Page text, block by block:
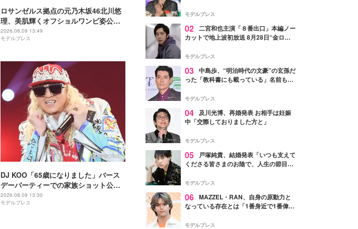
ロサンゼルス拠点の元乃木坂46北川悠
理、美肌輝くオフショルワンピ姿公開
「色白で眩しい」「デコルテ綺麗」と
反響
2026.08.09 13:49
モデルプレス
DJ KOO「65歳になりました」バース
デーパーティーでの家族ショット公開
「豪華で素敵なお祝い」「プレゼント
もセンス抜群」の声
2026.08.09 13:30
モデルプレス
「かっこいい」と反響
モデルプレス
02 二宮和也主演「８番出口」本編ノー
カットで地上波初放送 8月28日“金ロ
モデルプレス
03 中島歩、“明治時代の文豪”の玄孫だ
った「教科書にも載っている」名前も先
モデルプレス
04 及川光博、再婚発表 お相手は妊娠
中「交際しておりました方と」
モデルプレス
05
戸塚純貴、結婚発表「いつも支えて
くださる皆さまのお陰で、人生の節目を
す」【全文】
モデルプレス
06 MAZZEL・RAN、自身の原動力と
なっている存在とは「1番身近で1番偉大
モデルプレス